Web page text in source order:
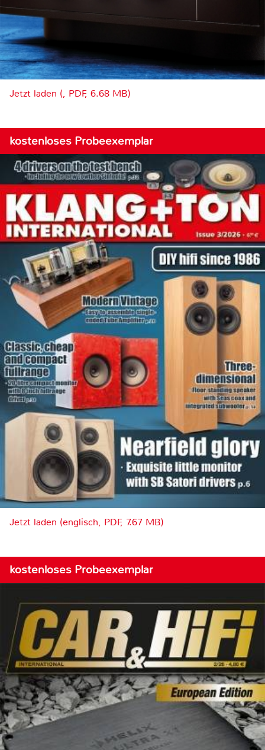
Jetzt laden (, PDF, 6.68 MB)
kostenloses Probeexemplar
Jetzt laden (englisch, PDF, 7.67 MB)
kostenloses Probeexemplar